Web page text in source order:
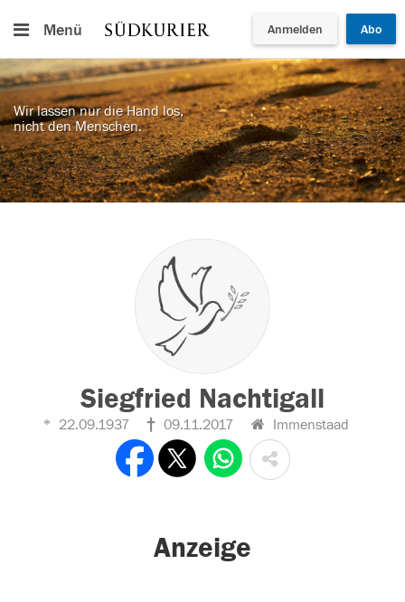
Menü Anmelden Abo
Wir lassen nur die Hand los,
nicht den Menschen.
Siegfried Nachtigall
22.09.1937 09.11.2017 Immenstaad
Anzeige